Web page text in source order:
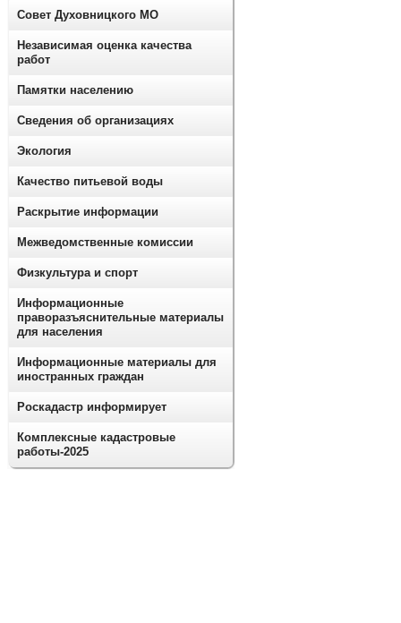
Совет Духовницкого МО
Независимая оценка качества
работ
Памятки населению
Сведения об организациях
Экология
Качество питьевой воды
Раскрытие информации
Межведомственные комиссии
Физкультура и спорт
Информационные
праворазъяснительные материалы
для населения
Информационные материалы для
иностранных граждан
Роскадастр информирует
Комплексные кадастровые
работы-2025